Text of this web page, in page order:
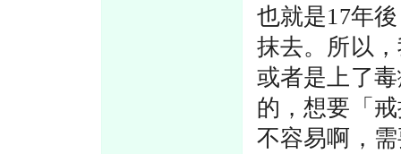
也就是17年
抹去。所以
或者是上了
的，想要「
不容易啊，